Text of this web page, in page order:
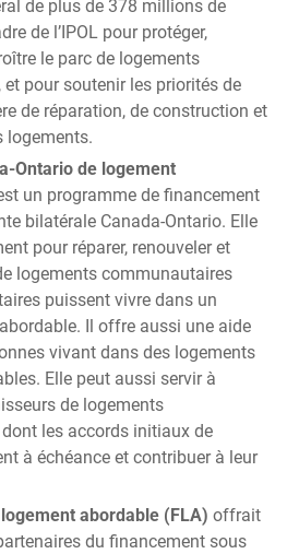
de plus de 378 millions de
de l’IPOL pour protéger,
le parc de logements
pour soutenir les priorités de
de réparation, de construction et
logements.
Ontario de logement
un programme de financement
bilatérale Canada-Ontario. Elle
pour réparer, renouveler et
logements communautaires
puissent vivre dans un
Il offre aussi une aide
vivant dans des logements
Elle peut aussi servir à
de logements
les accords initiaux de
à échéance et contribuer à leur
abordable (FLA) offrait
du financement sous